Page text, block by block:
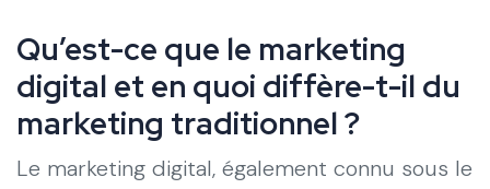
Qu’est-ce que le marketing
digital et en quoi diffère-t-il du
marketing traditionnel ?
Le marketing digital, également connu sous le